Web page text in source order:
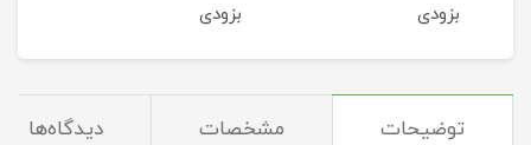
بزودی بزودی
توضیحات مشخصات دیدگاه‌ها